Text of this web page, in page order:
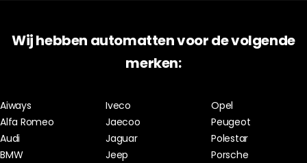
Wij hebben automatten voor de volgende
merken:
Aiways
Alfa Romeo
Audi
BMW
Iveco
Jaecoo
Jaguar
Jeep
Opel
Peugeot
Polestar
Porsche